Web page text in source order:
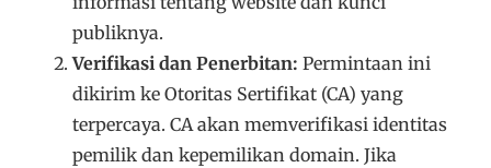
publiknya.
Verifikasi dan Penerbitan: Permintaan ini
dikirim ke Otoritas Sertifikat (CA) yang
terpercaya. CA akan memverifikasi identitas
pemilik dan kepemilikan domain. Jika